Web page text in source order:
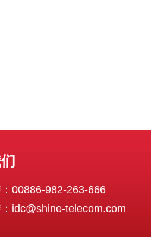
00886-982-263-666
idc@shine-telecom.com